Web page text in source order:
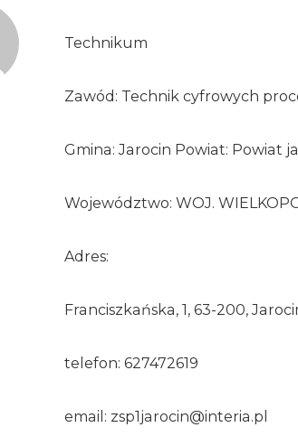
Technikum
Zawód: Technik cyfrowych
Gmina: Jarocin Powiat: Powiat
Województwo: WOJ.
Adres:
Franciszkańska, 1, 63-200,
telefon: 627472619
email: zsp1jarocin@interia.pl